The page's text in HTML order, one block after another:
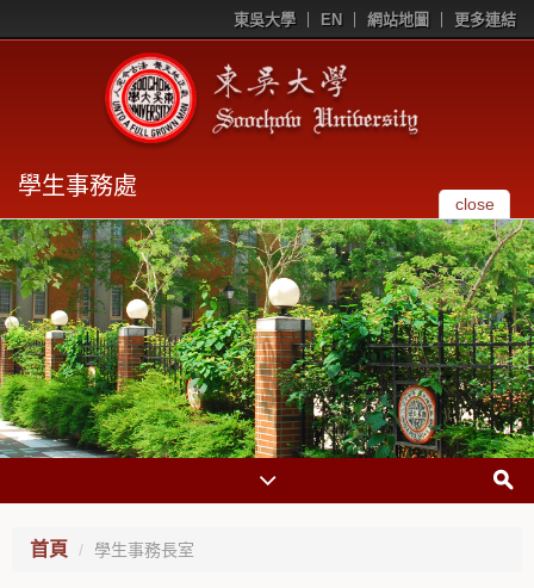
東吳大學 EN 網站地圖 更多連結
學生事務處
close
首頁 學生事務長室